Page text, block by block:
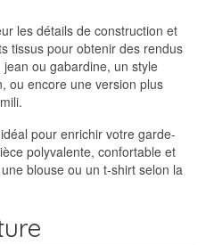
les détails de construction et
tissus pour obtenir des rendus
ou gabardine, un style
ou encore une version plus
pour enrichir votre garde-
polyvalente, confortable et
blouse ou un t-shirt selon la